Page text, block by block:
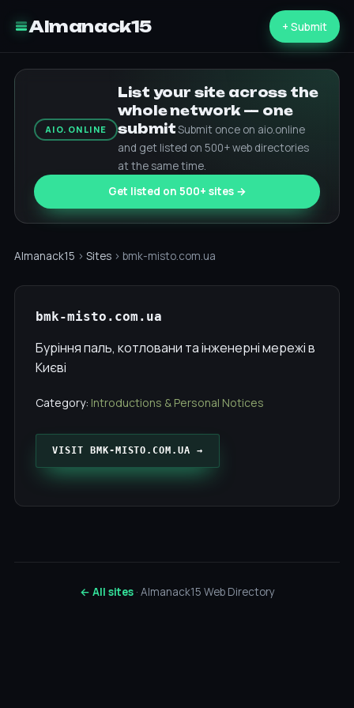
Almanack15 + Submit
AIO.ONLINE
List your site across the
whole network — one
submitSubmit once on aio.online
and get listed on 500+ web directories
at the same time.
Get listed on 500+ sites →
Almanack15 › Sites › bmk-misto.com.ua
bmk-misto.com.ua
Буріння паль, котловани та інженерні мережі в
Києві
Category: Introductions & Personal Notices
VISIT BMK-MISTO.COM.UA →
← All sites· Almanack15 Web Directory